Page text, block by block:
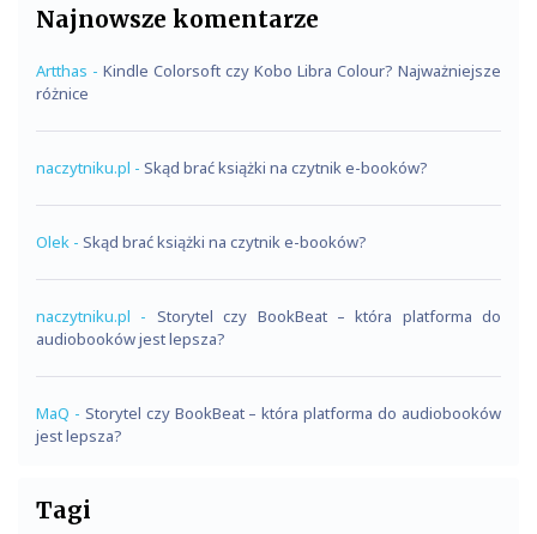
Najnowsze komentarze
Artthas - Kindle Colorsoft czy Kobo Libra Colour? Najważniejsze
różnice
naczytniku.pl - Skąd brać książki na czytnik e-booków?
Olek - Skąd brać książki na czytnik e-booków?
naczytniku.pl - Storytel czy BookBeat – która platforma do
audiobooków jest lepsza?
MaQ - Storytel czy BookBeat – która platforma do audiobooków
jest lepsza?
Tagi